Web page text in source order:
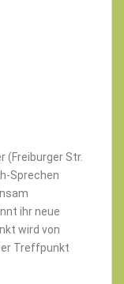
(Freiburger Str.
Sprechen
ihr neue
wird von
Treffpunkt